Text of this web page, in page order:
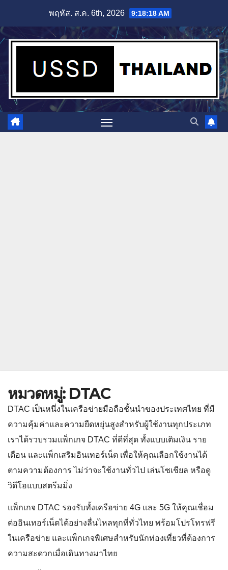
content
พฤหัส. ส.ค. 6th, 2026 9:18:19 AM
หมวดหมู่: DTAC
DTAC เป็นหนึ่งในเครือข่ายมือถือชั้นนำของประเทศไทย ที่มี
ความคุ้มค่าและความยืดหยุ่นสูงสำหรับผู้ใช้งานทุกประเภท
เราได้รวบรวมแพ็กเกจ DTAC ที่ดีที่สุด ทั้งแบบเติมเงิน ราย
เดือน และแพ็กเสริมอินเทอร์เน็ต เพื่อให้คุณเลือกใช้งานได้
ตามความต้องการ ไม่ว่าจะใช้งานทั่วไป เล่นโซเชียล หรือดู
วิดีโอแบบสตรีมมิ่ง
แพ็กเกจ DTAC รองรับทั้งเครือข่าย 4G และ 5G ให้คุณเชื่อม
ต่ออินเทอร์เน็ตได้อย่างลื่นไหลทุกที่ทั่วไทย พร้อมโปรโทรฟรี
ในเครือข่าย และแพ็กเกจพิเศษสำหรับนักท่องเที่ยวที่ต้องการ
ความสะดวกเมื่อเดินทางมาไทย